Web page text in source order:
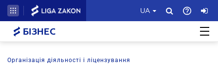
UA
БІЗНЕС
Організація діяльності і ліцензування